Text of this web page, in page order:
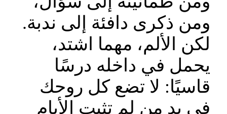
ومن ذكرى دافئة إلى ندبة.
لكن الألم، مهما اشتد،
يحمل في داخله درسًا
قاسيًا: لا تضع كل روحك
في يد من لم تثبت الأيام